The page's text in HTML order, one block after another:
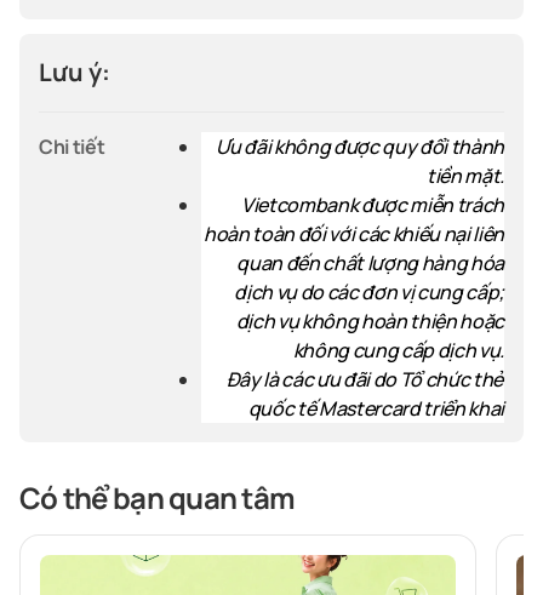
Lưu ý:
Chi tiết
Ưu đãi không được quy đổi thành
tiền mặt.
Vietcombank được miễn trách
hoàn toàn đối với các khiếu nại liên
quan đến chất lượng hàng hóa
dịch vụ do các đơn vị cung cấp;
dịch vụ không hoàn thiện hoặc
không cung cấp dịch vụ.
Đây làcác ưu đãido Tổ chức thẻ
quốc tế Mastercard triển khai
Có thể bạn quan tâm